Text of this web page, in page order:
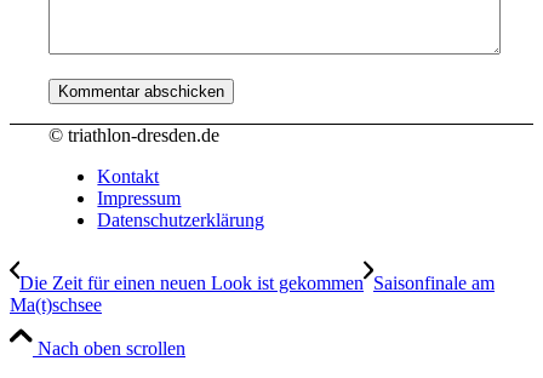
© triathlon-dresden.de
Kontakt
Impressum
Datenschutzerklärung
Die Zeit für einen neuen Look ist gekommen Saisonfinale am
Ma(t)schsee
Nach oben scrollen